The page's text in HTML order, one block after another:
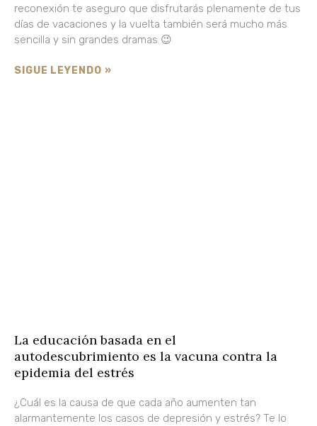
reconexión te aseguro que disfrutarás plenamente de tus
días de vacaciones y la vuelta también será mucho más
sencilla y sin grandes dramas 😉
SIGUE LEYENDO »
La educación basada en el
autodescubrimiento es la vacuna contra la
epidemia del estrés
¿Cuál es la causa de que cada año aumenten tan
alarmantemente los casos de depresión y estrés? Te lo